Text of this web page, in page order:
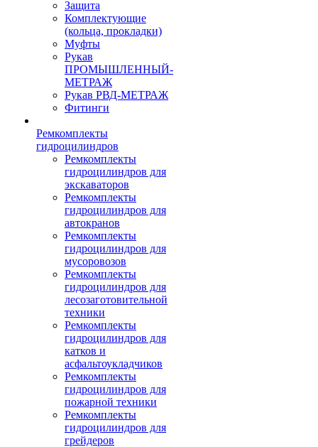
Защита
Комплектующие
(кольца, прокладки)
Муфты
Рукав
ПРОМЫШЛЕННЫЙ-
МЕТРАЖ
Рукав РВД-МЕТРАЖ
Фитинги
Ремкомплекты
гидроцилиндров
Ремкомплекты
гидроцилиндров для
экскаваторов
Ремкомплекты
гидроцилиндров для
автокранов
Ремкомплекты
гидроцилиндров для
мусоровозов
Ремкомплекты
гидроцилиндров для
лесозаготовительной
техники
Ремкомплекты
гидроцилиндров для
катков и
асфальтоукладчиков
Ремкомплекты
гидроцилиндров для
пожарной техники
Ремкомплекты
гидроцилиндров для
грейдеров